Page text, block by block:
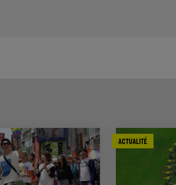
ACTUALITÉ